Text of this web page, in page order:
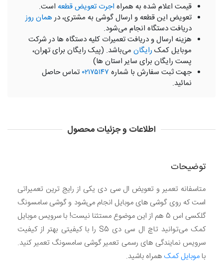
قیمت اعلام شده به همراه اجرت تعویض قطعه است.
تعویض این قطعه و ارسال گوشی به مشتری، درهمان روز
دریافت دستگاه انجام می‌شود.
هزینه ارسال و دریافت تعمیرات کلیه دستگاه ها در شرکت
موبایل کمک رایگان می‌باشد. (پیک رایگان برای تهران،
پست رایگان برای سایر استان ها)
جهت ثبت سفارش با شماره ۰۲۱۷۵۱۴۷ تماس حاصل
نمائید.
اطلاعات و جزئیات محصول
توضیحات
متاسفانه تعمیر و تعویض ال سی دی یکی از رایج ترین تعمیراتی
است که روی گوشی های موبایل انجام می‌شود و گوشی سامسونگ
گلکسی اس 5 هم از این موضوع مستثنا نیست! با سرویس موبایل
کمک می‌توانید تاچ ال سی دی S5 را با کیفیتی بهتر از کیفیت
سرویس نمایندگی های رسمی تعمیر گوشی سامسونگ تعمیر کنید.
باموبایل کمک همراه باشید.